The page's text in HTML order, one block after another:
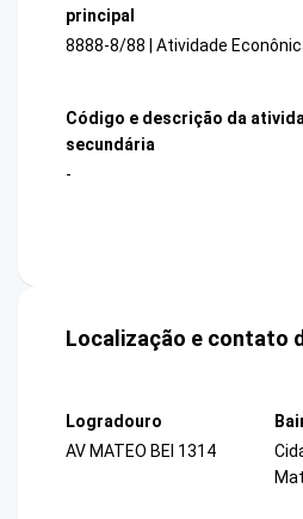
principal
8888-8/88 | Atividade
Código e descrição da
secundária
-
Localização e contato
Logradouro
AV MATEO BEI 1314